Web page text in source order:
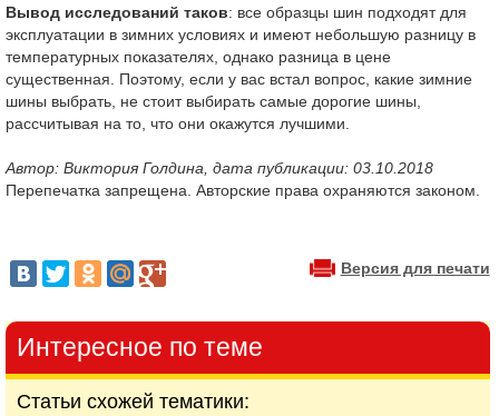
Вывод исследований таков: все образцы шин подходят для
эксплуатации в зимних условиях и имеют небольшую разницу в
температурных показателях, однако разница в цене
существенная. Поэтому, если у вас встал вопрос, какие зимние
шины выбрать, не стоит выбирать самые дорогие шины,
рассчитывая на то, что они окажутся лучшими.
Автор: Виктория Голдина, дата публикации: 03.10.2018
Перепечатка запрещена. Авторские права охраняются законом.
Версия для печати
Интересное по теме
Статьи схожей тематики: